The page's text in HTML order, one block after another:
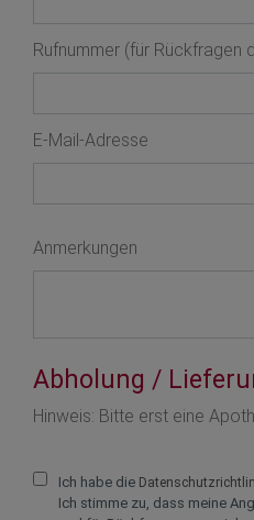
Rufnummer (für Rückfragen
E-Mail-Adresse
Anmerkungen
Abholung /
Hinweis: Bitte erst eine
Ich habe die
Ich stimme zu, dass meine